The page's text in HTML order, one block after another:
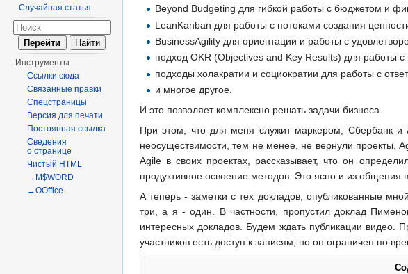
Beyond Budgeting для гибкой работы с бюджетом и
LeanKanban для работы с потоками создания
BusinessAgility для ориентации и работы с
подход OKR (Objectives and Key Results) для работы
подходы холакратии и социократии для работы с
и многое другое.
И это позволяет комплексно решать задачи бизнеса.
При этом, что для меня служит маркером, Сбербанк
неосуществимости, тем не менее, не вернули проекты,
Agile в своих проектах, рассказывает, что он
продуктивное освоение методов. Это ясно и из общения
А теперь - заметки с тех докладов, опубликованные
три, а я - один. В частности, пропустил доклад
интересных докладов. Будем ждать публикации
участников есть доступ к записям, но он ограничен по
Случайная статья
Инструменты
Ссылки сюда
Связанные правки
Спецстраницы
Версия для печати
Постоянная ссылка
Сведения
о странице
Чистый HTML
→M$WORD
→OOffice